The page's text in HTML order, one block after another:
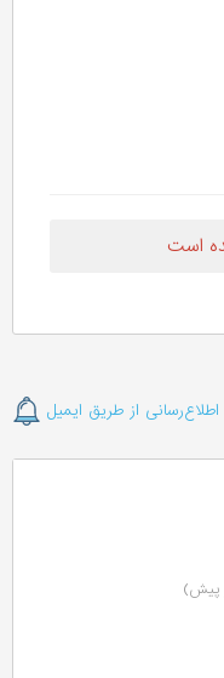
است
اطلاع‌رسانی از طریق ایمیل